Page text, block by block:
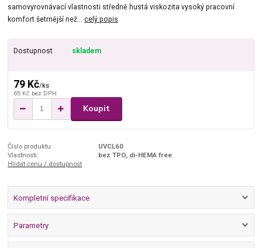
samovyrovnávací vlastnosti středně hustá viskozita vysoký pracovní
komfort šetrnější než...celý popis
Dostupnost skladem
79 Kč/ks
65 Kč bez DPH
Koupit
Číslo produktu:
UVCL60
Vlastnosti:
bez TPO, di-HEMA free
Hlídat cenu / dostupnost
Kompletní specifikace
Parametry